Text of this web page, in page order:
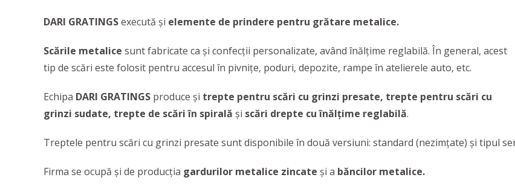
DARI GRATINGSexecută și elemente de prindere pentru grătare metalice.
Scările metalice sunt fabricate ca și confecții personalizate, având înălțime reglabilă. În general, acest
tip de scări este folosit pentru accesul în pivnițe, poduri, depozite, rampe în atelierele auto, etc.
Echipa DARI GRATINGS produce și trepte pentru scări cu grinzi presate, trepte pentru scări cu
grinzi sudate, trepte de scări în spirală și scări drepte cu înălțime reglabilă.
Treptele pentru scări cu grinzi presate sunt disponibile în două versiuni: standard (nezimțate) și tipul
Firma se ocupă și de producția gardurilor metalice zincate și a băncilor metalice.